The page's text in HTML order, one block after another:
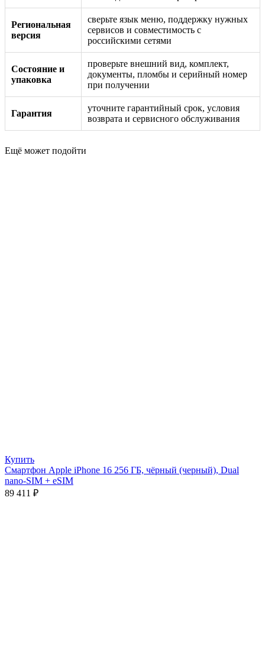
Региональная
версия
сверьте язык меню, поддержку нужных
сервисов и совместимость с
российскими сетями
Состояние и
упаковка
проверьте внешний вид, комплект,
документы, пломбы и серийный номер
при получении
Гарантия
уточните гарантийный срок, условия
возврата и сервисного обслуживания
Ещё может подойти
Купить
Смартфон Apple iPhone 16 256 ГБ, чёрный (черный), Dual
nano-SIM + eSIM
89 411 ₽